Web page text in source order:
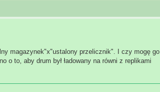
magazynek"x"ustalony przelicznik". I czy mogę go
o to, aby drum był ładowany na równi z replikami